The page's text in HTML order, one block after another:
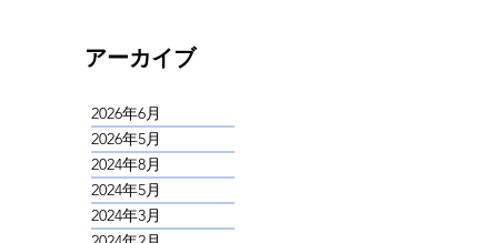
​アーカイブ
2026年6月
2026年5月
2024年8月
2024年5月
2024年3月